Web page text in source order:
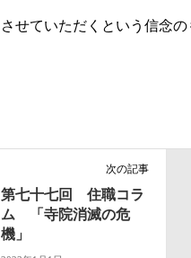
せていただくという信念の
次の記事
第七十七回 住職コラ
ム 「寺院消滅の危
機」